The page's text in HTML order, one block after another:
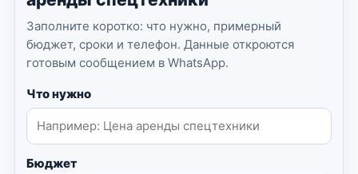
Заполните коротко: что нужно, примерный
бюджет, сроки и телефон. Данные откроются
готовым сообщением в WhatsApp.
Что нужно
Бюджет